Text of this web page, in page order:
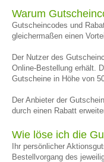
Warum
Gutscheincodes und
gleichermaßen einen
Der Nutzer des
Online-Bestellung erhält.
Gutscheine in Höhe von
Der Anbieter der
durch einen Rabatt
Wie löse ich die
Ihr persönlicher
Bestellvorgang des